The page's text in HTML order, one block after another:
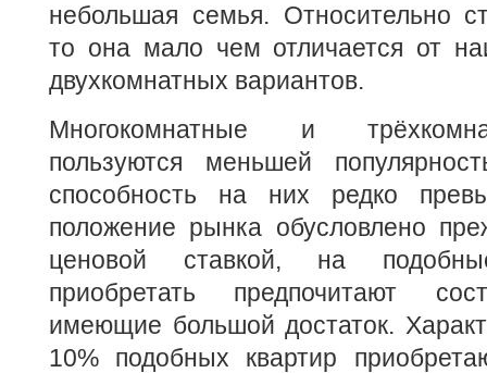
небольшая семья. Относительно
то она мало чем отличается от
двухкомнатных вариантов.
Многокомнатные и
пользуются меньшей
способность на них редко
положение рынка обусловлено
ценовой ставкой, на
приобретать предпочитают
имеющие большой достаток.
10% подобных квартир